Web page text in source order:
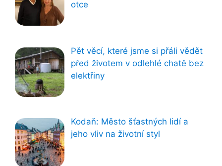
otce
Pět věcí, které jsme si přáli vědět
před životem v odlehlé chatě bez
elektřiny
Kodaň: Město šťastných lidí a
jeho vliv na životní styl